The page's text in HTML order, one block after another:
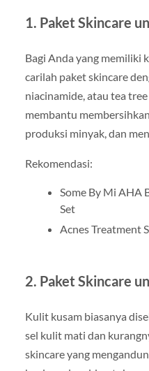
1. Paket Skincare
Bagi Anda yang memiliki
carilah paket skincare
niacinamide, atau tea
membantu
produksi minyak, dan
Rekomendasi:
Some By Mi AHA
Set
Acnes Treatment
2. Paket Skincare
Kulit kusam biasanya
sel kulit mati dan
skincare yang